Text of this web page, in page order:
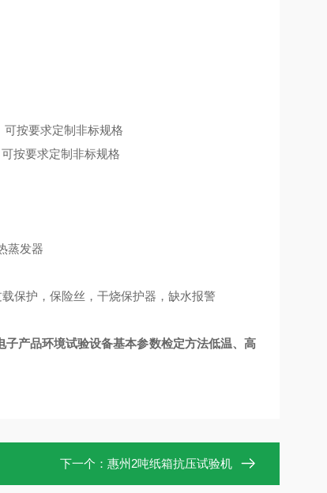
按要求定制非标规格
按要求定制非标规格
蒸发器
保护，保险丝，干烧保护器，缺水报警
产品环境试验设备基本参数检定方法低温、高
下一个： 惠州2吨纸箱抗压试验机